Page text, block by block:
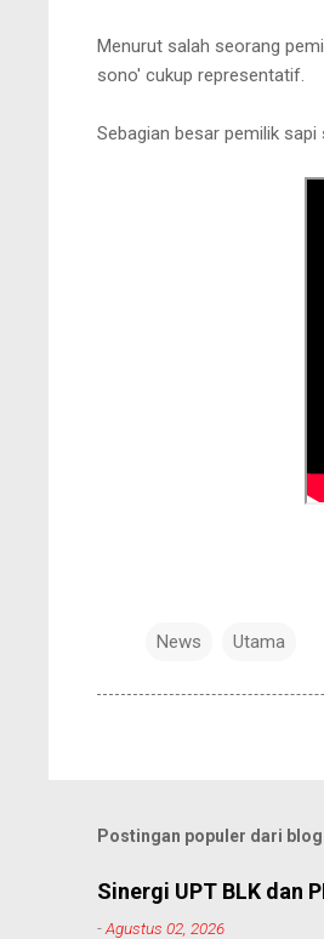
Menurut salah seorang
sono' cukup representatif.
Sebagian besar pemilik
News Utama
Postingan populer dari
Sinergi UPT BLK dan
-Agustus 02, 2026